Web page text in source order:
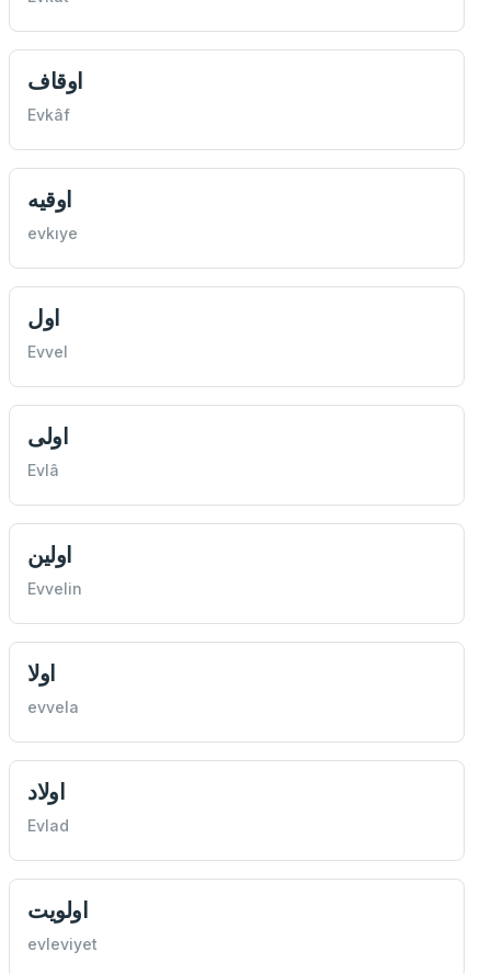
اوقاف
Evkâf
اوقيه
evkıye
اول
Evvel
اولی
Evlâ
اولين
Evvelin
اولا
evvela
اولاد
Evlad
اولويت
evleviyet